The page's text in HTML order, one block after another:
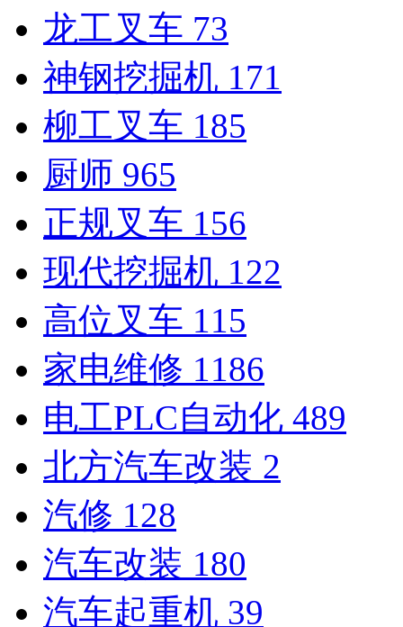
龙工叉车 73
神钢挖掘机 171
柳工叉车 185
厨师 965
正规叉车 156
现代挖掘机 122
高位叉车 115
家电维修 1186
电工PLC自动化 489
北方汽车改装 2
汽修 128
汽车改装 180
汽车起重机 39